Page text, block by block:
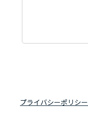
プライバシーポリシー